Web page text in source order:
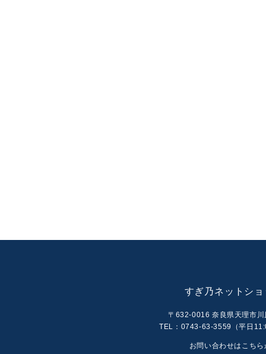
すぎ乃ネットシ
〒632-0016 奈良県天理市
TEL：0743-63-3559（平日
お問い合わせはこちら